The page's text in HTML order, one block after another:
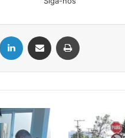
Linkedin Compartilhar via e-mail
Civil